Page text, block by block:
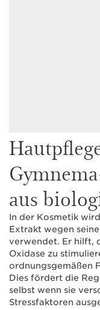
aus
In der Kosmetik
Extrakt wegen
verwendet. Er hilft,
Oxidase zu
ordnungsgemäßen
Dies fördert die
selbst wenn sie
Stressfaktoren